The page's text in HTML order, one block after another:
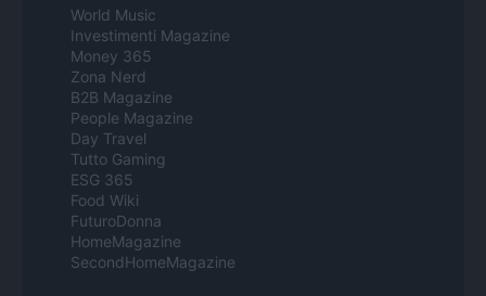
World Music
Investimenti Magazine
Money 365
Zona Nerd
B2B Magazine
People Magazine
Day Travel
Tutto Gaming
ESG 365
Food Wiki
FuturoDonna
HomeMagazine
SecondHomeMagazine